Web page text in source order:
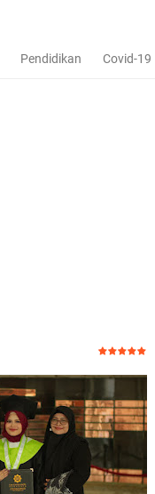
Pendidikan Covid-19